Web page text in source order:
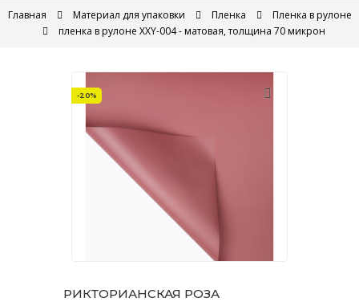
Главная Материал для упаковки Пленка
Пленка в рулоне
пленка в рулоне XXY-004 - матовая, толщина 70 микрон
-20%
РИКТОРИАНСКАЯ РОЗА